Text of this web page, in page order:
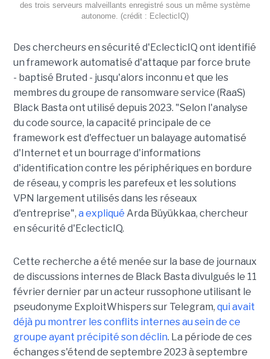
des trois serveurs malveillants enregistré sous un même système
autonome. (crédit : EclecticIQ)
Des chercheurs en sécurité d'EclecticIQ ont identifié
un framework automatisé d'attaque par force brute
- baptisé Bruted - jusqu'alors inconnu et que les
membres du groupe de ransomware service (RaaS)
Black Basta ont utilisé depuis 2023. "Selon l'analyse
du code source, la capacité principale de ce
framework est d'effectuer un balayage automatisé
d'Internet et un bourrage d'informations
d'identification contre les périphériques en bordure
de réseau, y compris les parefeux et les solutions
VPN largement utilisés dans les réseaux
d'entreprise", a expliqué Arda Büyükkaa, chercheur
en sécurité d'EclecticIQ.
Cette recherche a été menée sur la base de journaux
de discussions internes de Black Basta divulgués le 11
février dernier par un acteur russophone utilisant le
pseudonyme ExploitWhispers sur Telegram, qui avait
déjà pu montrer les conflits internes au sein de ce
groupe ayant précipité son déclin. La période de ces
échanges s'étend de septembre 2023 à septembre